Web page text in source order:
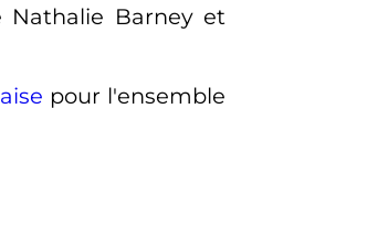
Barney et
pour l'ensemble